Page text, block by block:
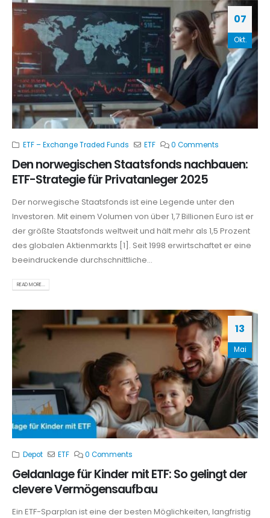
07
Okt.
ETF – Exchange Traded Funds ETF 0 Comments
Den norwegischen Staatsfonds nachbauen:
ETF-Strategie für Privatanleger 2025
Der norwegische Staatsfonds ist eine Legende unter den
Investoren. Mit einem Volumen von über 1,7 Billionen Euro ist er
der größte Staatsfonds weltweit und hält mehr als 1,5 Prozent
des globalen Aktienmarkts [1]. Seit 1998 erwirtschaftet er eine
beeindruckende durchschnittliche...
READ MORE...
13
Mai
Depot ETF 0 Comments
Geldanlage für Kinder mit ETF: So gelingt der
clevere Vermögensaufbau
Ein ETF-Sparplan ist eine der besten Möglichkeiten, langfristig